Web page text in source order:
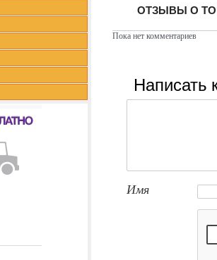
ОТЗЫВЫ О
Пока нет комментариев
Написать
Имя